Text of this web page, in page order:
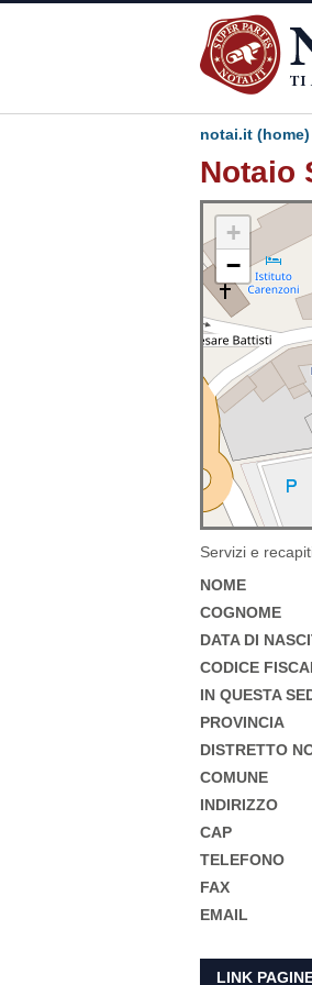
notai.it (home)
Notaio
+
−
Servizi e
NOME
COGNOME
DATA DI
CODICE
IN QUESTA
PROVINCIA
DISTRETTO
COMUNE
INDIRIZZO
CAP
TELEFONO
FAX
EMAIL
LINK